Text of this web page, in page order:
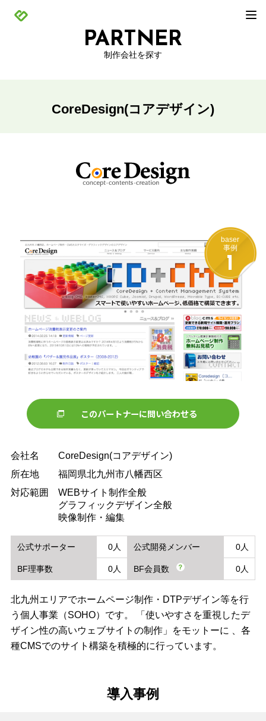
PARTNER
制作会社を探す
CoreDesign(コアデザイン)
baser
事例
1
このパートナーに問い合わせる
会社名
CoreDesign(コアデザイン)
所在地
福岡県北九州市八幡西区
対応範囲
WEBサイト制作全般
グラフィックデザイン全般
映像制作・編集
公式サポーター 0人 公式開発メンバー 0人
BF理事数 0人 BF会員数 ？ 0人
北九州エリアでホームページ制作・DTPデザイン等を行
う個人事業（SOHO）です。 「使いやすさを重視したデ
ザイン性の高いウェブサイトの制作」をモットーに 、各
種CMSでのサイト構築を積極的に行っています。
導入事例